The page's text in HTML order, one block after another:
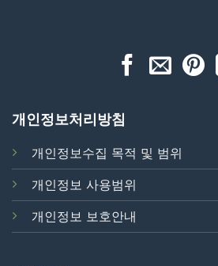
개인정보처리방침
개인정보수집 목적 및 범위
개인정보 사용범위
개인정보 보호안내